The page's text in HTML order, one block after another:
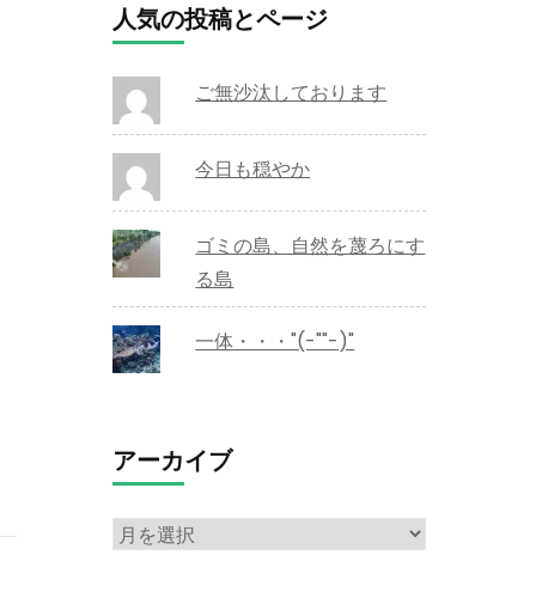
人気の投稿とページ
ご無沙汰しております
今日も穏やか
ゴミの島、自然を蔑ろにす
る島
一体・・・"(-""-)"
アーカイブ
ア